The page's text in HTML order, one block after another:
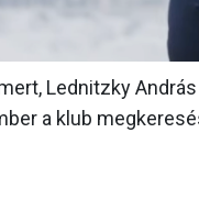
Lednitzky
a klub